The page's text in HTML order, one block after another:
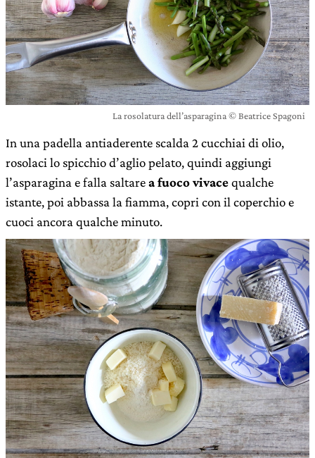
La rosolatura dell’asparagina © Beatrice Spagoni
In una padella antiaderente scalda 2 cucchiai di olio,
rosolaci lo spicchio d’aglio pelato, quindi aggiungi
l’asparagina e falla saltarea fuoco vivacequalche
istante, poi abbassa la fiamma, copri con il coperchio e
cuoci ancora qualche minuto.